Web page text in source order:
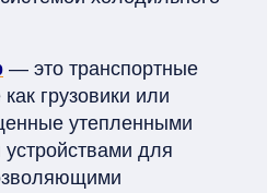
— это транспортные
грузовики или
утепленными
для